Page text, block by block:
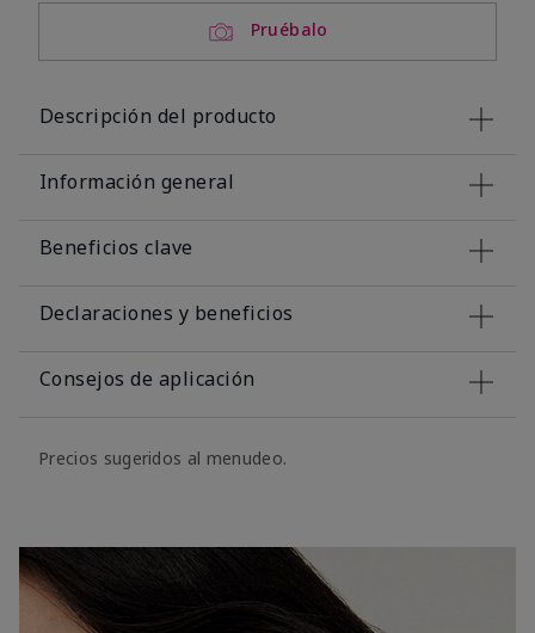
Pruébalo
Descripción del producto
Información general
Beneficios clave
Declaraciones y beneficios
Consejos de aplicación
Precios sugeridos al menudeo.